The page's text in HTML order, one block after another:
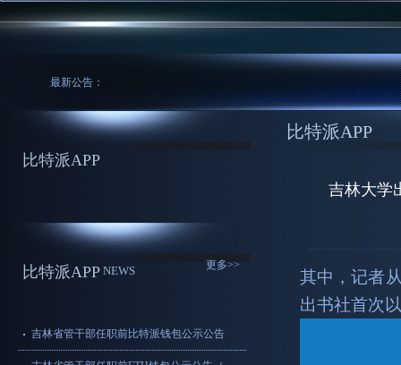
最新公告：
比特派APP
比特派APP NEWS 更多>>
吉林省管干部任职前比特派钱包公示公告
比特派APP
吉林大学
其中，记者
出书社首次